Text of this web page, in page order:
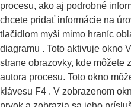
procesu, ako aj podrobné
chcete pridať informácie na
tlačidlom myši mimo hraníc
diagramu . Toto aktivuje okno
strane obrazovky, kde môžete
autora procesu. Toto okno
klávesu F4 . V zobrazenom